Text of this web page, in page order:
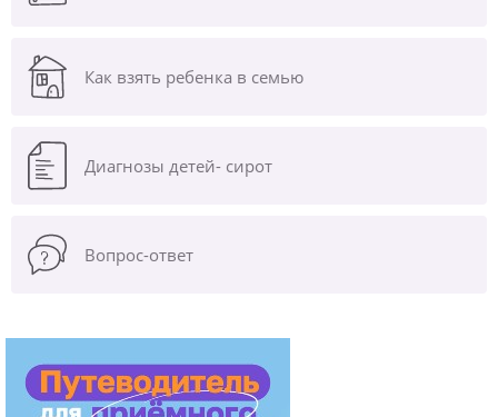
Как взять ребенка в семью
Диагнозы детей- сирот
Вопрос-ответ